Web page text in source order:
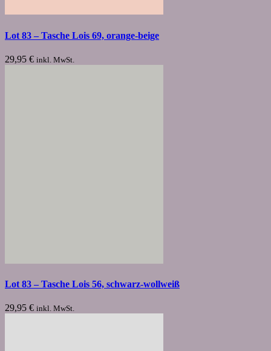
Lot 83 – Tasche Lois 69, orange-beige
29,95 € inkl. MwSt.
Lot 83 – Tasche Lois 56, schwarz-wollweiß
29,95 € inkl. MwSt.